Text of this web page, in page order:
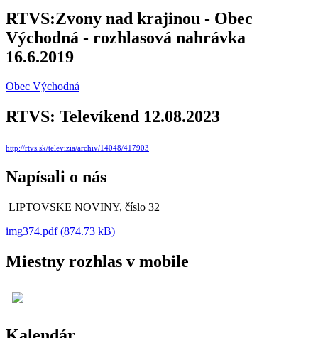
RTVS:Zvony nad krajinou - Obec
Východná - rozhlasová nahrávka
16.6.2019
Obec Východná
RTVS: Televíkend 12.08.2023
http://rtvs.sk/televizia/archiv/14048/417903
Napísali o nás
LIPTOVSKE NOVINY, číslo 32
img374.pdf (874.73 kB)
Miestny rozhlas v mobile